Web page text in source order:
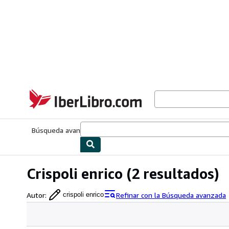
IberLibro.com
Búsqueda avanzada
Crispoli enrico (2 resultados)
Autor: crispoli enrico Refinar con la Búsqueda avanzada